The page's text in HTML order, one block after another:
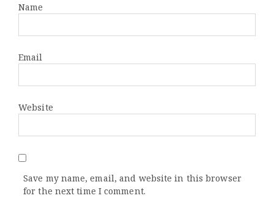
Name
Email
Website
Save my name, email, and website in this browser
for the next time I comment.